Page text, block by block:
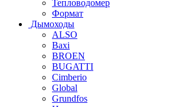
Тепловодомер
Формат
Дымоходы
ALSO
Baxi
BROEN
BUGATTI
Cimberio
Global
Grundfos